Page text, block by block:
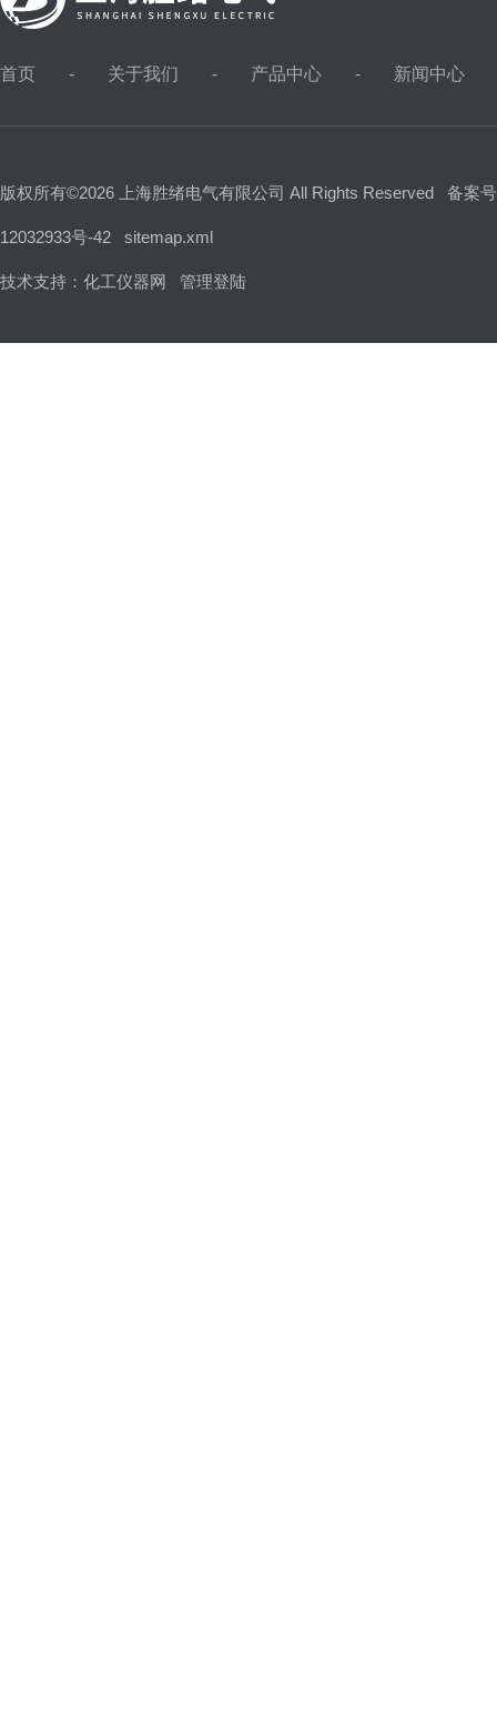
首页 关于我们 产品中心 新闻中心
版权所有©2026 上海胜绪电气有限公司 All Rights Reserved 备案
12032933号-42 sitemap.xml
技术支持： 化工仪器网 管理登陆